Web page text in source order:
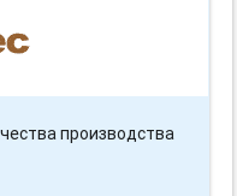
производства